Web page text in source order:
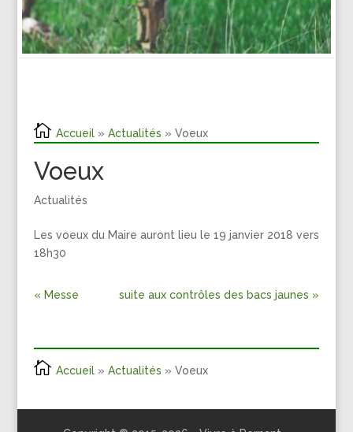
Accueil» Actualités » Voeux
Voeux
Actualités
Les voeux du Maire auront lieu le 19 janvier 2018 vers
18h30
« Messe suite aux contrôles des bacs jaunes »
Accueil» Actualités » Voeux